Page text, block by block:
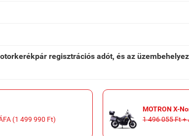
regisztrációs adót, és az
(1 499 990 Ft)
MOTRON X-
1 496 055 Ft +